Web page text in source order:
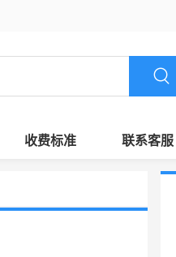
收费标准 联系客服